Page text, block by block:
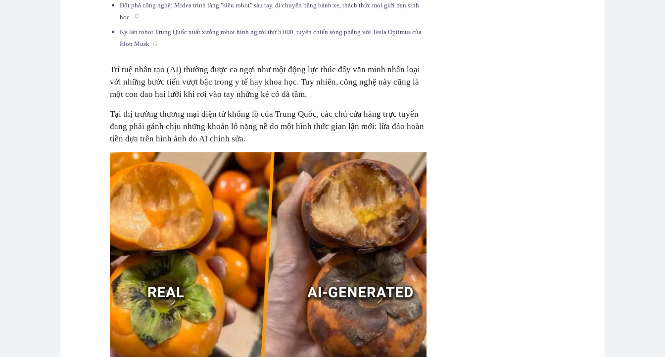
Đột phá công nghệ: Midea trình làng "siêu robot" sáu tay, di chuyển bằng bánh xe, thách thức mọi giới hạn sinh
học
Kỳ lân robot Trung Quốc xuất xưởng robot hình người thứ 5.000, tuyên chiến sòng phẳng với Tesla Optimus của
Elon Musk
Trí tuệ nhân tạo (AI) thường được ca ngợi như một động lực thúc đẩy văn minh nhân loại
với những bước tiến vượt bậc trong y tế hay khoa học. Tuy nhiên, công nghệ này cũng là
một con dao hai lưỡi khi rơi vào tay những kẻ có dã tâm.
Tại thị trường thương mại điện tử khổng lồ của Trung Quốc, các chủ cửa hàng trực tuyến
đang phải gánh chịu những khoản lỗ nặng nề do một hình thức gian lận mới: lừa đảo hoàn
tiền dựa trên hình ảnh do AI chỉnh sửa.